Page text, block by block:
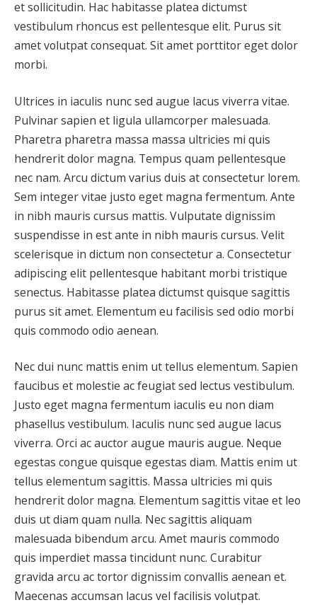
et sollicitudin. Hac habitasse platea dictumst
vestibulum rhoncus est pellentesque elit. Purus sit
amet volutpat consequat. Sit amet porttitor eget dolor
morbi.
Ultrices in iaculis nunc sed augue lacus viverra vitae.
Pulvinar sapien et ligula ullamcorper malesuada.
Pharetra pharetra massa massa ultricies mi quis
hendrerit dolor magna. Tempus quam pellentesque
nec nam. Arcu dictum varius duis at consectetur lorem.
Sem integer vitae justo eget magna fermentum. Ante
in nibh mauris cursus mattis. Vulputate dignissim
suspendisse in est ante in nibh mauris cursus. Velit
scelerisque in dictum non consectetur a. Consectetur
adipiscing elit pellentesque habitant morbi tristique
senectus. Habitasse platea dictumst quisque sagittis
purus sit amet. Elementum eu facilisis sed odio morbi
quis commodo odio aenean.
Nec dui nunc mattis enim ut tellus elementum. Sapien
faucibus et molestie ac feugiat sed lectus vestibulum.
Justo eget magna fermentum iaculis eu non diam
phasellus vestibulum. Iaculis nunc sed augue lacus
viverra. Orci ac auctor augue mauris augue. Neque
egestas congue quisque egestas diam. Mattis enim ut
tellus elementum sagittis. Massa ultricies mi quis
hendrerit dolor magna. Elementum sagittis vitae et leo
duis ut diam quam nulla. Nec sagittis aliquam
malesuada bibendum arcu. Amet mauris commodo
quis imperdiet massa tincidunt nunc. Curabitur
gravida arcu ac tortor dignissim convallis aenean et.
Maecenas accumsan lacus vel facilisis volutpat.